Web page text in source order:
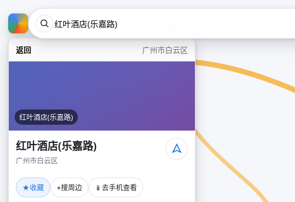
返回 广州市白云区
红叶酒店(乐嘉路)
红叶酒店(乐嘉路)
广州市白云区
★收藏 ⌖搜周边 📱 去手机查看